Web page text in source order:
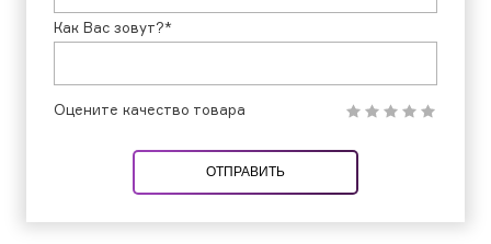
Как Вас зовут?*
Оцените качество товара
ОТПРАВИТЬ